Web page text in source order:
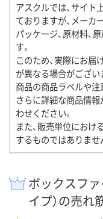
アスクルでは、サイト
ておりますが、メーカ
パッケージ、原材料、
す。
このため、実際にお
が異なる場合がござい
商品の商品ラベルや注
さらに詳細な商品情
わせください。
また、販売単位におけ
するものではありませ
ボックスファ
イプ）の売れ